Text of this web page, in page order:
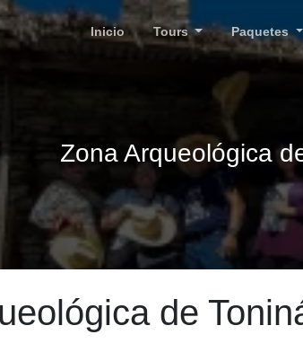
Inicio Tours Paquetes
Zona Arqueológica
de